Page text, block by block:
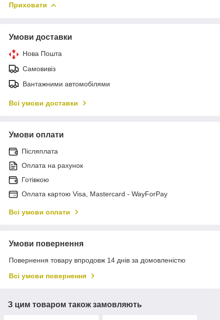
Приховати
Умови доставки
Нова Пошта
Самовивіз
Вантажними автомобілями
Всі умови доставки
Умови оплати
Післяплата
Оплата на рахунок
Готівкою
Оплата картою Visa, Mastercard - WayForPay
Всі умови оплати
Умови повернення
Повернення товару впродовж 14 днів за домовленістю
Всі умови повернення
З цим товаром також замовляють